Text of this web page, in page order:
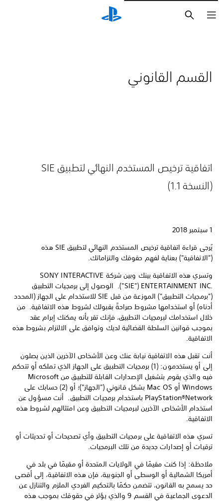
القسم القانوني
اتفاقية ترخيص المستخدم النهائي لتطبيق SIE
(النسخة 1.1)
1 سبتمبر 2018
يُرجى قراءة اتفاقية ترخيص المستخدم النهائي لتطبيق SIE هذه
("الاتفاقية") بعناية لفهم حقوقك والتزاماتك.
وتسري هذه الاتفاقية بينك وبين شركة SONY INTERACTIVE
‎ENTERTAINMENT INC.‎ ‏("SIE").‏ الوصول إلى برمجيات التطبيق
("برمجيات التطبيق") الموزعة من قبل SIE للاستخدام على الجهاز (المحدد
أدناه) أو استخدامها مشروط صراحةً بقبولك لشروط هذه الاتفاقية. من
خلال استخدامك لبرمجيات التطبيق، فإنك تقر بأنه يمكنك إبرام عقد
بموجب قوانين السلطة القضائية لديك وتوافق على الالتزام بشروط هذه
الاتفاقية.
أنت تقبل هذه الاتفاقية نيابة عنك وعن الأشخاص الآخرين الذين يصلون
إلى أو يستخدمون: (1) برمجيات التطبيق على الجهاز الذي تملكه أو تتحكم
فيه والذي يقوم بتشغيل الإصدارات القابلة للتطبيق من Microsoft
Windows أو Mac OS بشكل قانوني ("الجهاز")؛ أو (2) حسابك على
PlayStation®Network باستخدام برمجيات التطبيق. أنت مسؤول عن
استخدام الأشخاص الآخرين لبرمجيات التطبيق وعن امتثالهم لشروط هذه
الاتفاقية.
تسري هذه الاتفاقية على برمجيات التطبيق وأي تصحيحات أو تحديثات أو
ترقيات أو إصدارات جديدة من تلك البرمجيات.
ملاحظة: إذا كنت مقيمًا في الولايات المتحدة أو مقيمًا في بلد في
أمريكا الشمالية أو الوسطى أو الجنوبية، فإن هذه الاتفاقية، إلى أقصى
حد يسمح به القانون، تتضمن حكمًا بالتحكيم الفردي الملزم والتنازل عن
الدعوى الجماعية في القسم 9 والذي يؤثر في حقوقك بموجب هذه